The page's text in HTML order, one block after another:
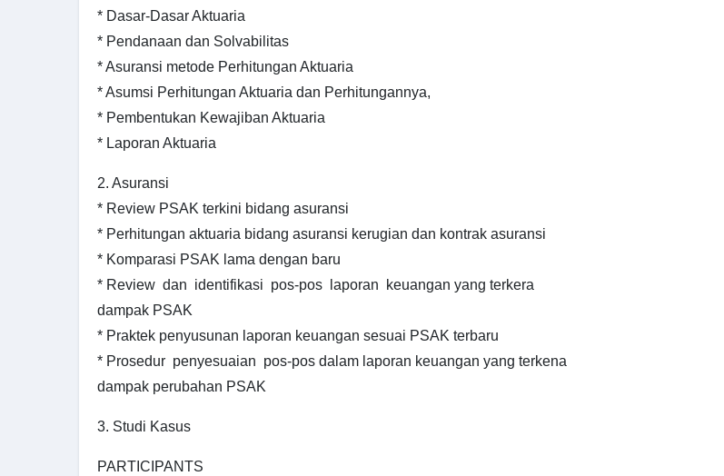
* Dasar-Dasar Aktuaria
* Pendanaan dan Solvabilitas
* Asuransi metode Perhitungan Aktuaria
* Asumsi Perhitungan Aktuaria dan Perhitungannya,
* Pembentukan Kewajiban Aktuaria
* Laporan Aktuaria
2. Asuransi
* Review PSAK terkini bidang asuransi
* Perhitungan aktuaria bidang asuransi kerugian dan kontrak asuransi
* Komparasi PSAK lama dengan baru
* Review dan identifikasi pos-pos laporan keuangan yang terkera
dampak PSAK
* Praktek penyusunan laporan keuangan sesuai PSAK terbaru
* Prosedur penyesuaian pos-pos dalam laporan keuangan yang terkena
dampak perubahan PSAK
3. Studi Kasus
PARTICIPANTS